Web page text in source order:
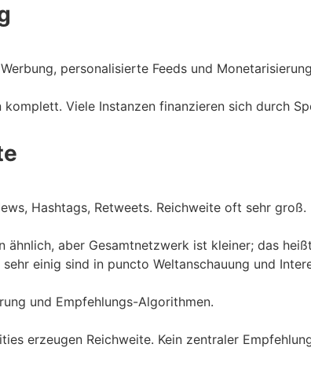
personalisierte Feeds und
Viele Instanzen finanzieren sich durch
Hashtags, Retweets. Reichweite oft sehr groß.
ähnlich, aber Gesamtnetzwerk ist kleiner; das
einig sind in puncto Weltanschauung und
und Empfehlungs-Algorithmen.
erzeugen Reichweite. Kein zentraler